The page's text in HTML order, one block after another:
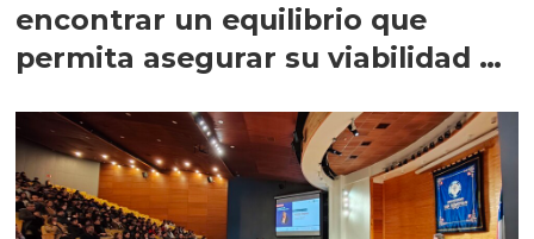
encontrar un equilibrio que
permita asegurar su viabilidad de